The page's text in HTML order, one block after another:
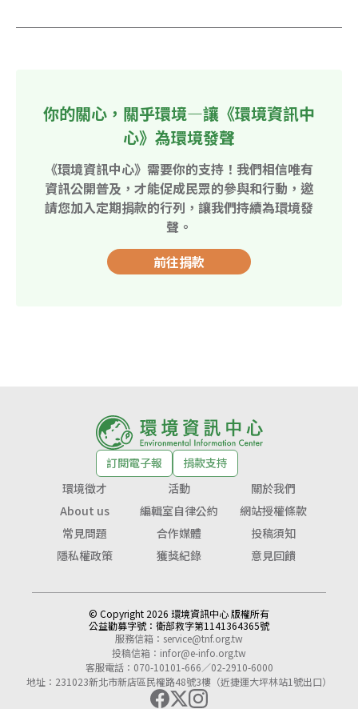
你的關心，關乎環境—讓《環境資訊中
心》為環境發聲
《環境資訊中心》需要你的支持！我們相信唯有
資訊公開普及，才能促成民眾的參與和行動，邀
請您加入定期捐款的行列，讓我們持續為環境發
聲。
前往捐款
訂閱電子報
捐款支持
環境徵才
活動
關於我們
About us
編輯室自律公約
網站授權條款
常見問題
合作媒體
投稿須知
隱私權政策
獲獎紀錄 意見回饋
© Copyright 2026 環境資訊中心 版權所有
公益勸募字號： 衛部救字第1141364365號
服務信箱： service@tnf.org.tw
投稿信箱： infor@e-info.org.tw
客服電話：070-10101-666／02-2910-6000
地址：231023新北市新店區民權路48號3樓（近捷運大坪林站1號出口）